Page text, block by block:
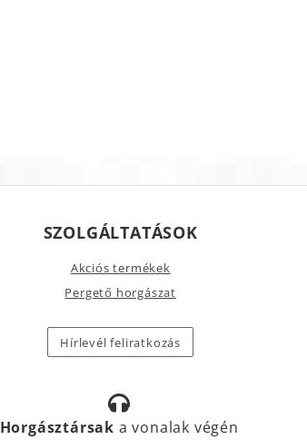
SZOLGÁLTATÁSOK
Akciós termékek
Pergető horgászat
Hírlevél feliratkozás
Horgásztársak a vonalak végén